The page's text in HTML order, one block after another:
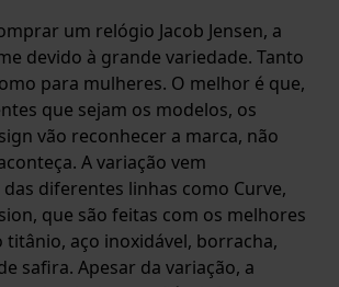
um relógio Jacob Jensen, a
devido à grande variedade. Tanto
para mulheres. O melhor é que,
que sejam os modelos, os
vão reconhecer a marca, não
A variação vem
diferentes linhas como Curve,
que são feitas com os melhores
titânio, aço inoxidável, borracha,
safira. Apesar da variação, a